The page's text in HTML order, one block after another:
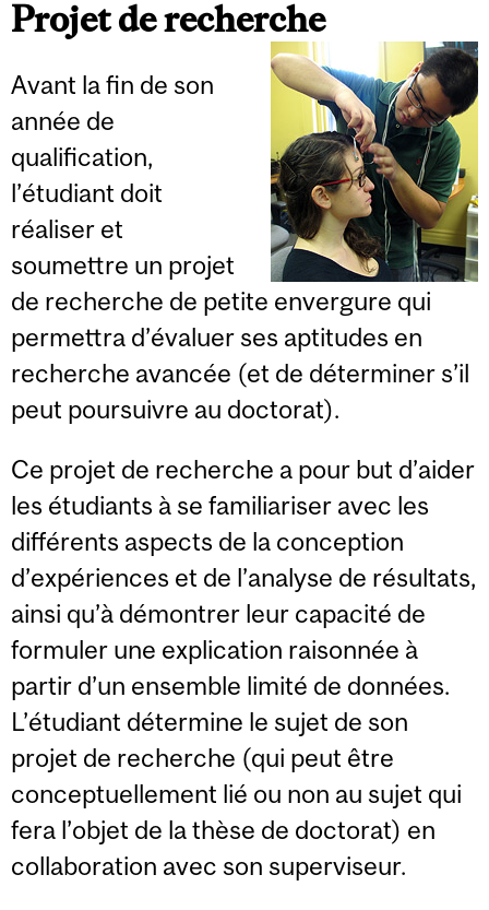
Projet de recherche
Avant la fin de son
année de
qualification,
l’étudiant doit
réaliser et
soumettre un projet
de recherche de petite envergure qui
permettra d’évaluer ses aptitudes en
recherche avancée (et de déterminer s’il
peut poursuivre au doctorat).
Ce projet de recherche a pour but d’aider
les étudiants à se familiariser avec les
différents aspects de la conception
d’expériences et de l’analyse de résultats,
ainsi qu’à démontrer leur capacité de
formuler une explication raisonnée à
partir d’un ensemble limité de données.
L’étudiant détermine le sujet de son
projet de recherche (qui peut être
conceptuellement lié ou non au sujet qui
fera l’objet de la thèse de doctorat) en
collaboration avec son superviseur.